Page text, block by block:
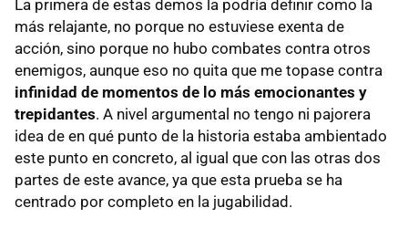
La primera de estas demos la podría definir como la
más relajante, no porque no estuviese exenta de
acción, sino porque no hubo combates contra otros
enemigos, aunque eso no quita que me topase contra
infinidad de momentos de lo más emocionantes y
trepidantes. A nivel argumental no tengo ni pajorera
idea de en qué punto de la historia estaba ambientado
este punto en concreto, al igual que con las otras dos
partes de este avance, ya que esta prueba se ha
centrado por completo en la jugabilidad.